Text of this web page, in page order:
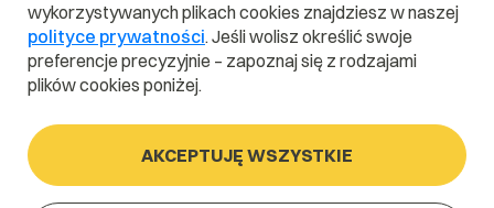
Szukaj
wykorzystywanych plikach cookies znajdziesz w naszej
polityce prywatności. Jeśli wolisz określić swoje
preferencje precyzyjnie – zapoznaj się z rodzajami
plików cookies poniżej.
AKCEPTUJĘ WSZYSTKIE